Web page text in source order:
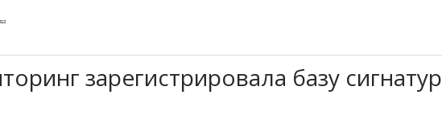
зарегистрировала базу сигнатур